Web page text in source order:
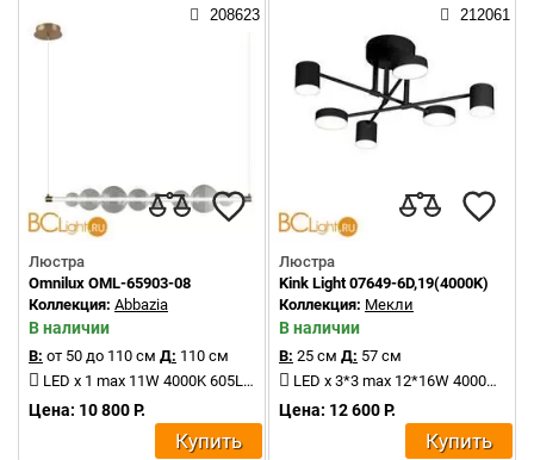
208623
Люстра
Omnilux OML-65903-08
Коллекция: Abbazia
В наличии
В: от 50 до 110 см Д: 110 см
LED x 1 max 11W 4000K 605Lm
Цена: 10 800 Р.
Купить
212061
Люстра
Kink Light 07649-6D,19(4000K)
Коллекция: Мекли
В наличии
В: 25 см Д: 57 см
LED x 3*3 max 12*16W 4000K 3780Lm
Цена: 12 600 Р.
Купить